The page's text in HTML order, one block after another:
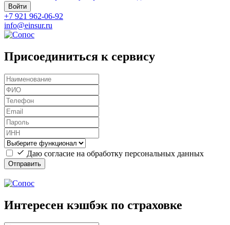
Войти
+7 921 962-06-92
info@einsur.ru
Присоединиться к сервису
Даю согласие на обработку персональных данных
Отправить
Интересен кэшбэк по страховке